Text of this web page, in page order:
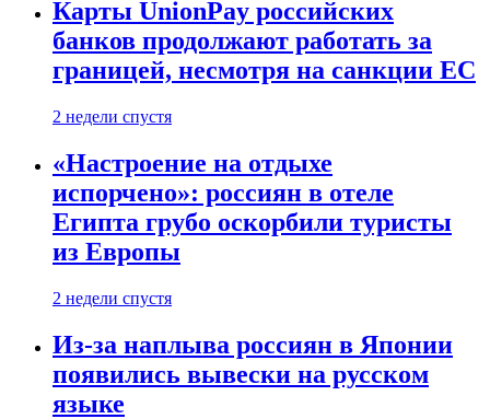
Карты UnionPay российских
банков продолжают работать за
границей, несмотря на санкции ЕС
2 недели спустя
«Настроение на отдыхе
испорчено»: россиян в отеле
Египта грубо оскорбили туристы
из Европы
2 недели спустя
Из-за наплыва россиян в Японии
появились вывески на русском
языке